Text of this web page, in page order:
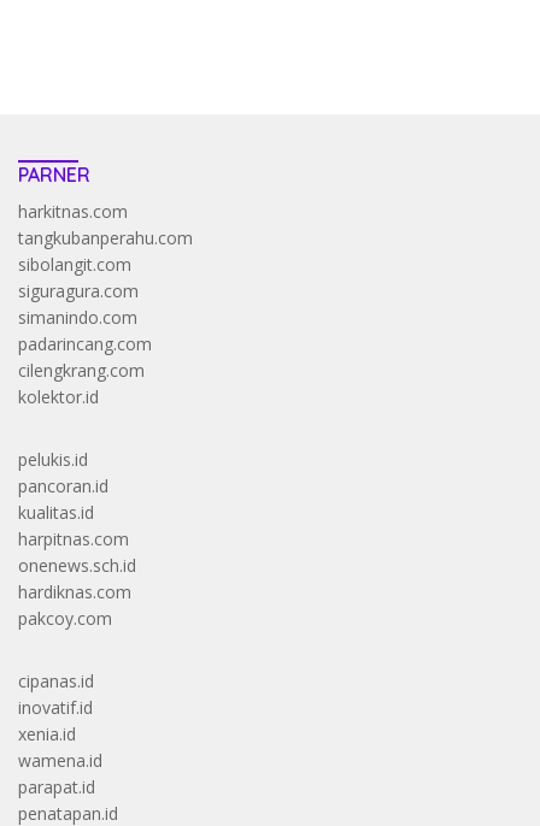
PARNER
harkitnas.com
tangkubanperahu.com
sibolangit.com
siguragura.com
simanindo.com
padarincang.com
cilengkrang.com
kolektor.id
pelukis.id
pancoran.id
kualitas.id
harpitnas.com
onenews.sch.id
hardiknas.com
pakcoy.com
cipanas.id
inovatif.id
xenia.id
wamena.id
parapat.id
penatapan.id